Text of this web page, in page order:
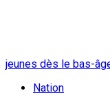
jeunes dès le bas-
Nation